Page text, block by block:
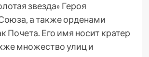
звезда» Героя
а также орденами
Почета. Его имя носит кратер
множество улиц и